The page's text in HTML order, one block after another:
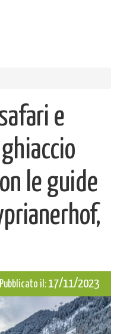
e
le guide
Pubblicato il:17/11/2023